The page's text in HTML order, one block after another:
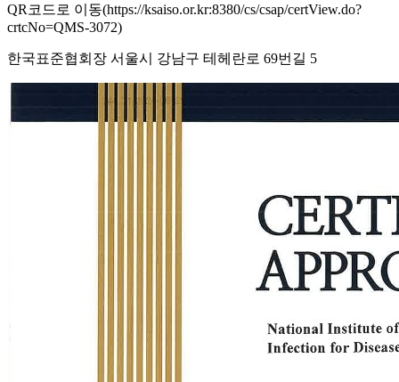
QR코드로 이동(https://ksaiso.or.kr:8380/cs/csap/certView.do?
crtcNo=QMS-3072)
한국표준협회장 서울시 강남구 테헤란로 69번길 5